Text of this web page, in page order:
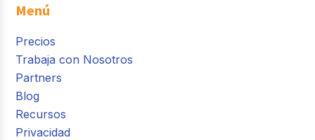
Menú
Precios
Trabaja con Nosotros
Partners
Blog
Recursos
Privacidad